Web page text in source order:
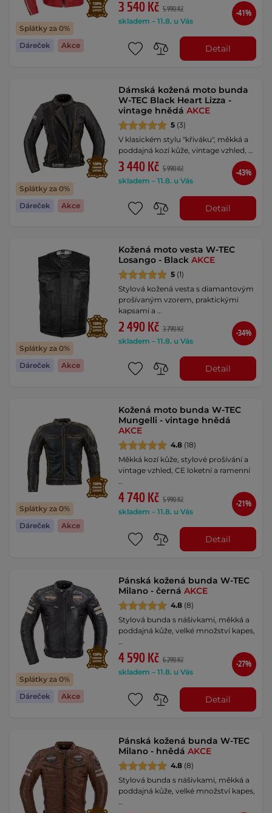
Splátky za 0%
Dáreček
Akce
3 540 Kč 5 990 Kč
skladem – 11.8. u Vás
-41%
Detail
Splátky za 0%
Dáreček
Akce
Dámská kožená moto bunda
W-TEC Black Heart Lizza -
vintage hnědáAKCE
5 (3)
V klasickém stylu "křiváku", měkká a
poddajná kozí kůže, vintage vzhled, …
3 440 Kč 5 990 Kč
skladem – 11.8. u Vás
-43%
Detail
Splátky za 0%
Dáreček
Akce
Kožená moto vesta W-TEC
Losango - BlackAKCE
5 (1)
Stylová kožená vesta s diamantovým
prošívaným vzorem, praktickými
kapsami a …
2 490 Kč 3 790 Kč
skladem – 11.8. u Vás
-34%
Detail
Splátky za 0%
Dáreček
Akce
Kožená moto bunda W-TEC
Mungelli - vintage hnědá
AKCE
4.8 (18)
Měkká kozí kůže, stylové prošívání a
vintage vzhled, CE loketní a ramenní
…
4 740 Kč 5 990 Kč
skladem – 11.8. u Vás
-21%
Detail
Splátky za 0%
Dáreček
Akce
Pánská kožená bunda W-TEC
Milano - černáAKCE
4.8 (8)
Stylová bunda s nášivkami, měkká a
poddajná kůže, velké množství kapes,
…
4 590 Kč 6 290 Kč
skladem – 11.8. u Vás
-27%
Detail
Pánská kožená bunda W-TEC
Milano - hnědáAKCE
4.8 (8)
Stylová bunda s nášivkami, měkká a
poddajná kůže, velké množství kapes,
…